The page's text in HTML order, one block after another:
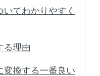
いてわかりやすく
る理由
変換する一番良い